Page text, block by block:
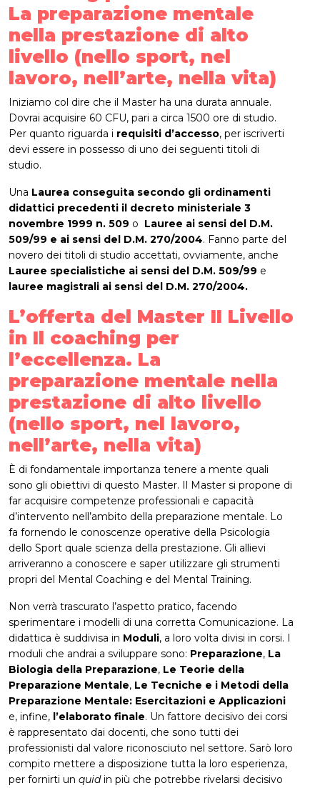
La preparazione mentale
nella prestazione di alto
livello (nello sport, nel
lavoro, nell’arte, nella vita)
Iniziamo col dire che il Master ha una durata annuale.
Dovrai acquisire 60 CFU, pari a circa 1500 ore di studio.
Per quanto riguarda i requisiti d’accesso, per iscriverti
devi essere in possesso di uno dei seguenti titoli di
studio.
Una Laurea conseguita secondo gli ordinamenti
didattici precedenti il decreto ministeriale 3
novembre 1999 n. 509 o Lauree ai sensi del D.M.
509/99 e ai sensi del D.M. 270/2004. Fanno parte del
novero dei titoli di studio accettati, ovviamente, anche
Lauree specialistiche ai sensi del D.M. 509/99 e
lauree magistrali ai sensi del D.M. 270/2004.
L’offerta del Master II Livello
in Il coaching per
l’eccellenza. La
preparazione mentale nella
prestazione di alto livello
(nello sport, nel lavoro,
nell’arte, nella vita)
È di fondamentale importanza tenere a mente quali
sono gli obiettivi di questo Master. Il Master si propone di
far acquisire competenze professionali e capacità
d’intervento nell’ambito della preparazione mentale. Lo
fa fornendo le conoscenze operative della Psicologia
dello Sport quale scienza della prestazione. Gli allievi
arriveranno a conoscere e saper utilizzare gli strumenti
propri del Mental Coaching e del Mental Training.
Non verrà trascurato l’aspetto pratico, facendo
sperimentare i modelli di una corretta Comunicazione. La
didattica è suddivisa in Moduli, a loro volta divisi in corsi. I
moduli che andrai a sviluppare sono: Preparazione, La
Biologia della Preparazione, Le Teorie della
Preparazione Mentale, Le Tecniche e i Metodi della
Preparazione Mentale: Esercitazioni e Applicazioni
e, infine, l’elaborato finale. Un fattore decisivo dei corsi
è rappresentato dai docenti, che sono tutti dei
professionisti dal valore riconosciuto nel settore. Sarò loro
compito mettere a disposizione tutta la loro esperienza,
per fornirti un quidin più che potrebbe rivelarsi decisivo